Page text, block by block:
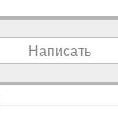
Написать